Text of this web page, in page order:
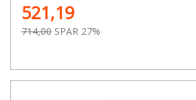
521,19
714,00 SPAR 27%